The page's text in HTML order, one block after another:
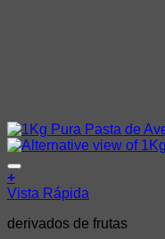
+
Vista Rápida
derivados de frutas